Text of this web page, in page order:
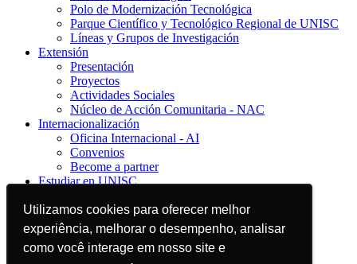
Utilizamos cookies para oferecer melhor
experiência, melhorar o desempenho, analisar
como você interage em nosso site e
Utilizamos cookies para oferecer melhor
experiência, melhorar o desempenho, analisar
como você interage em nosso site e
Polo de Modernización Tecnológica
Parque Científico y Tecnológico Regional de UNISC
Líneas y Grupos de Investigación
Extensión
Presentación
Proyectos
Actividades Sociales
Núcleo de Acción Comunitaria - NAC
Internacionalización
Oficina Internacional - AI
Convenios
Become a partner
Estudiar en UNISC
Conozca UNISC
Estudiar en UNISC
Servicios e informaciones
Guía Cultural y Académico